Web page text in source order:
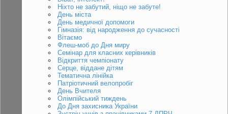
Ніхто не забутий, ніщо не забуте!
День міста
День медичної допомоги
Гімназія: від народження до сучасності
Вітаємо
Флеш-моб до Дня миру
Семінар для класних керівників
Відкриття чемпіонату
Серце, віддане дітям
Тематична лінійка
Патріотичний велопробіг
День Вчителя
Олімпійський тиждень
До Дня захисника України